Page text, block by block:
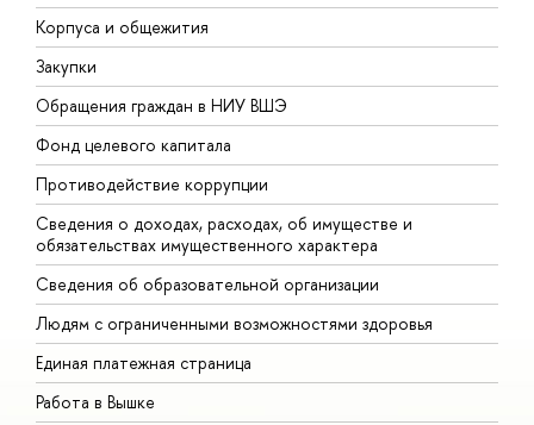
Корпуса и общежития
Закупки
Обращения граждан в НИУ ВШЭ
Фонд целевого капитала
Противодействие коррупции
Сведения о доходах, расходах, об имуществе и
обязательствах имущественного характера
Сведения об образовательной организации
Людям с ограниченными возможностями здоровья
Единая платежная страница
Работа в Вышке